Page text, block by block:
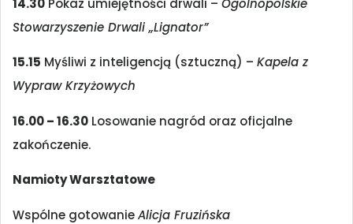
14.30 Pokaz umiejętności drwali – Ogólnopolskie
Stowarzyszenie Drwali „Lignator”
15.15 Myśliwi z inteligencją (sztuczną) – Kapela z
Wypraw Krzyżowych
16.00 – 16.30 Losowanie nagród oraz oficjalne
zakończenie.
Namioty Warsztatowe
Wspólne gotowanieAlicja Fruzińska